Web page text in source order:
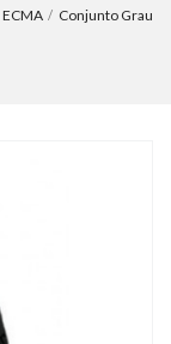
Conjunto Grau